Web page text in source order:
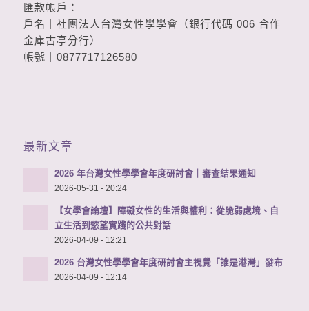
匯款帳戶：
戶名｜社團法人台灣女性學學會（銀行代碼 006 合作
金庫古亭分行）
帳號｜0877717126580
最新文章
2026 年台灣女性學學會年度研討會｜審查結果通知
2026-05-31 - 20:24
【女學會論壇】障礙女性的生活與權利：從脆弱處境、自
立生活到慾望實踐的公共對話
2026-04-09 - 12:21
2026 台灣女性學學會年度研討會主視覺「誰是港灣」發布
2026-04-09 - 12:14